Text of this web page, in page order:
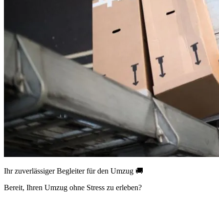
Ihr zuverlässiger Begleiter für den Umzug 🚚
Bereit, Ihren Umzug ohne Stress zu erleben?